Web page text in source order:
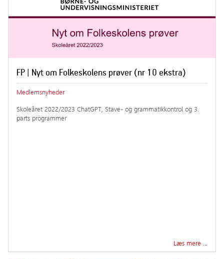
FP | Nyt om Folkeskolens prøver (nr 10 ekstra)
Medlemsnyheder
Skoleåret 2022/2023 ChatGPT, Stave- og grammatikkontrol og 3.
parts programmer
Læs mere …